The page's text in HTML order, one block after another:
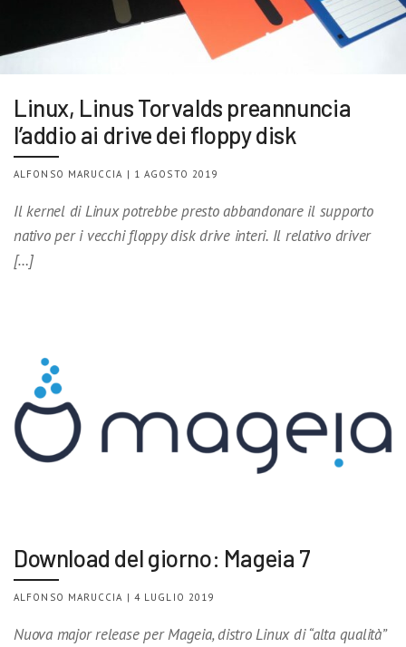
Linux, Linus Torvalds preannuncia
l’addio ai drive dei floppy disk
ALFONSO MARUCCIA | 1 AGOSTO 2019
Il kernel di Linux potrebbe presto abbandonare il supporto
nativo per i vecchi floppy disk drive interi. Il relativo driver
[…]
Download del giorno: Mageia 7
ALFONSO MARUCCIA | 4 LUGLIO 2019
Nuova major release per Mageia, distro Linux di “alta qualità”